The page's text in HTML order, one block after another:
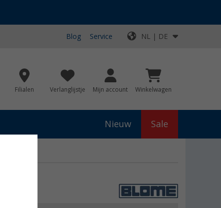
Blog Service NL | DE
Filialen Verlanglijstje Mijn account Winkelwagen
Nieuw Sale